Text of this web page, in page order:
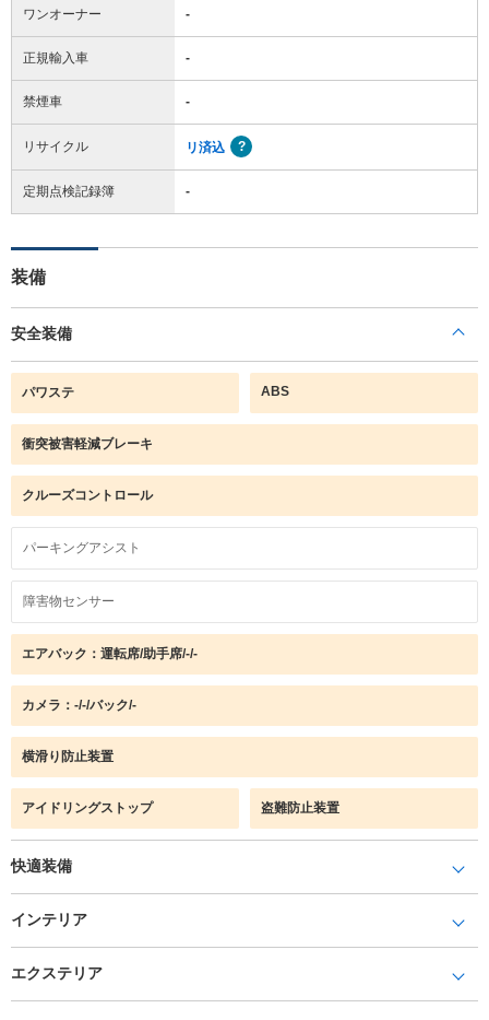
ワンオーナー -
正規輸入車 -
禁煙車 -
リサイクル リ済込
定期点検記録簿 -
装備
安全装備
パワステ ABS
衝突被害軽減ブレーキ
クルーズコントロール
パーキングアシスト
障害物センサー
エアバック：運転席/助手席/-/-
カメラ：-/-/バック/-
横滑り防止装置
アイドリングストップ 盗難防止装置
快適装備
インテリア
エクステリア